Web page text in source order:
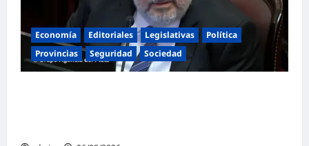
Economía Editoriales Legislativas
Política
Provincias
Seguridad Sociedad